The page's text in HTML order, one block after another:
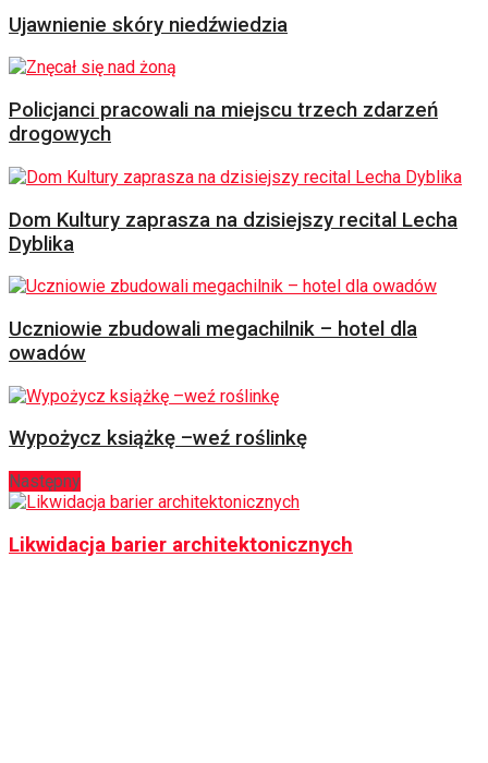
Ujawnienie skóry niedźwiedzia
Policjanci pracowali na miejscu trzech zdarzeń
drogowych
Dom Kultury zaprasza na dzisiejszy recital Lecha
Dyblika
Uczniowie zbudowali megachilnik – hotel dla
owadów
Wypożycz książkę –weź roślinkę
Następny
Likwidacja barier architektonicznych